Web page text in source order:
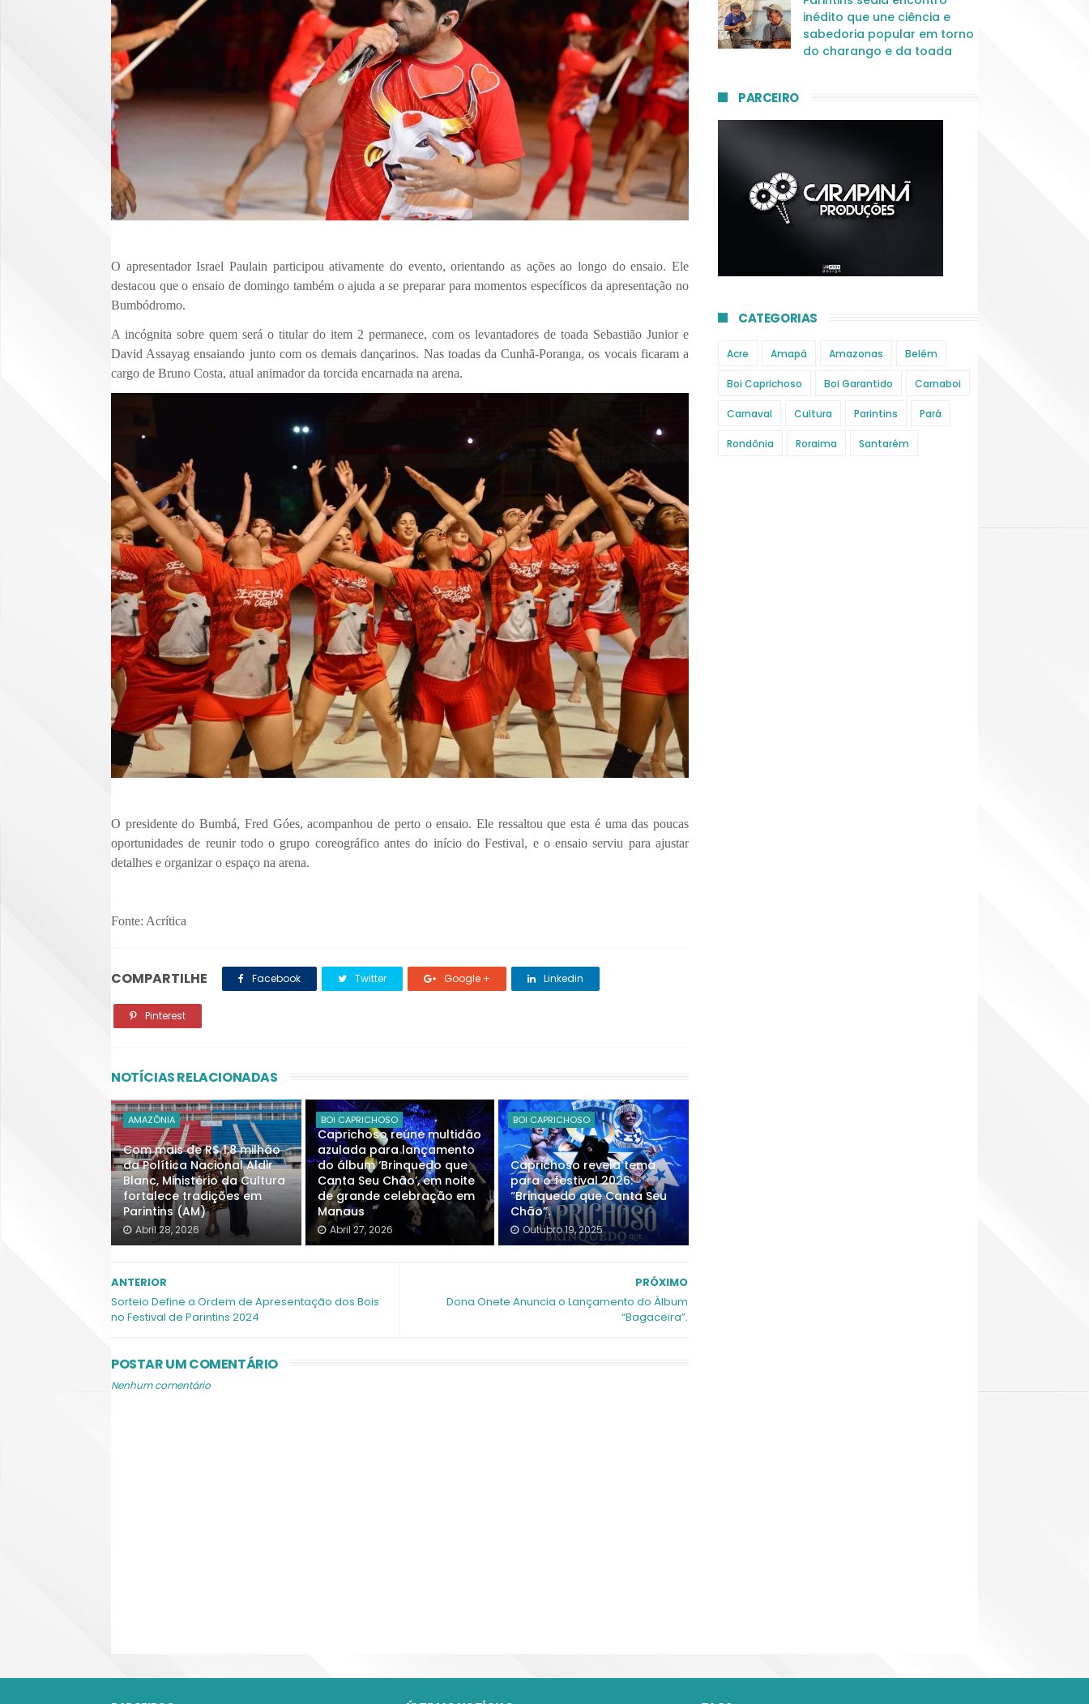
O apresentador Israel Paulain participou ativamente do evento, orientando as ações ao longo do ensaio. Ele
destacou que o ensaio de domingo também o ajuda a se preparar para momentos específicos da apresentação no
Bumbódromo.
A incógnita sobre quem será o titular do item 2 permanece, com os levantadores de toada Sebastião Junior e
David Assayag ensaiando junto com os demais dançarinos. Nas toadas da Cunhã-Poranga, os vocais ficaram a
cargo de Bruno Costa, atual animador da torcida encarnada na arena.
O presidente do Bumbá, Fred Góes, acompanhou de perto o ensaio. Ele ressaltou que esta é uma das poucas
oportunidades de reunir todo o grupo coreográfico antes do início do Festival, e o ensaio serviu para ajustar
detalhes e organizar o espaço na arena.
Fonte: Acrítica
COMPARTILHE Facebook Twitter Google + Linkedin
Pinterest
NOTÍCIAS RELACIONADAS
AMAZÔNIA
Com mais de R$ 1,8 milhão
da Política Nacional Aldir
Blanc, Ministério da Cultura
fortalece tradições em
Parintins (AM)
Abril 28, 2026
BOI CAPRICHOSO
Caprichoso reúne multidão
azulada para lançamento
do álbum ‘Brinquedo que
Canta Seu Chão’, em noite
de grande celebração em
Manaus
Abril 27, 2026
BOI CAPRICHOSO
Caprichoso revela tema
para o festival 2026:
“Brinquedo que Canta Seu
Chão”.
Outubro 19, 2025
PRÓXIMO
Dona Onete Anuncia o Lançamento do Álbum
“Bagaceira”.
ANTERIOR
Sorteio Define a Ordem de Apresentação dos Bois
no Festival de Parintins 2024
POSTAR UM COMENTÁRIO
Nenhum comentário
inédito que une ciência e
sabedoria popular em torno
do charango e da toada
PARCEIRO
CATEGORIAS
Acre Amapá Amazonas Belém
Boi Caprichoso Boi Garantido Carnaboi
Carnaval Cultura Parintins Pará
Rondônia Roraima Santarém